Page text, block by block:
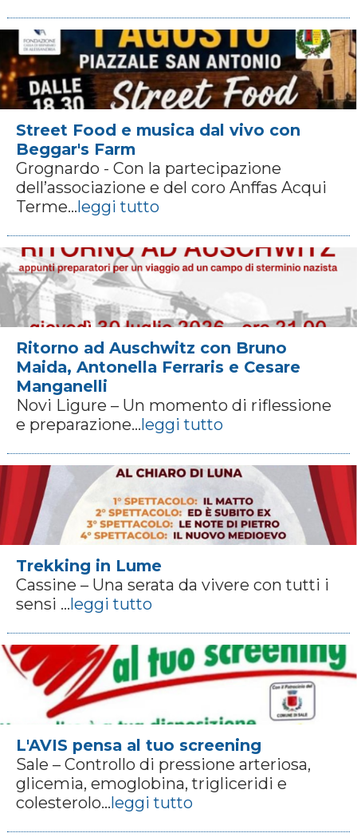
Street Food e musica dal vivo con
Beggar's Farm
Grognardo - Con la partecipazione
dell’associazione e del coro Anffas Acqui
Terme...leggi tutto
Ritorno ad Auschwitz con Bruno
Maida, Antonella Ferraris e Cesare
Manganelli
Novi Ligure – Un momento di riflessione
e preparazione...leggi tutto
Trekking in Lume
Cassine – Una serata da vivere con tutti i
sensi ...leggi tutto
L'AVIS pensa al tuo screening
Sale – Controllo di pressione arteriosa,
glicemia, emoglobina, trigliceridi e
colesterolo...leggi tutto